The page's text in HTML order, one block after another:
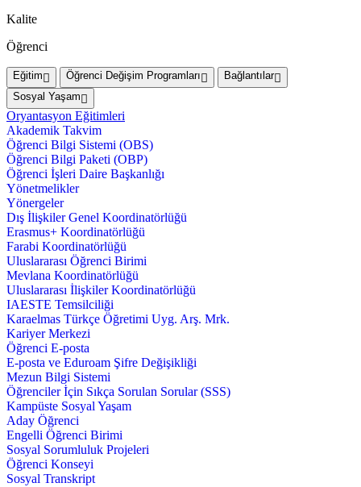
Kalite
Öğrenci
Eğitim Öğrenci Değişim Programları
Bağlantılar
Sosyal Yaşam
Oryantasyon Eğitimleri
Akademik Takvim
Öğrenci Bilgi Sistemi (OBS)
Öğrenci Bilgi Paketi (OBP)
Öğrenci İşleri Daire Başkanlığı
Yönetmelikler
Yönergeler
Dış İlişkiler Genel Koordinatörlüğü
Erasmus+ Koordinatörlüğü
Farabi Koordinatörlüğü
Uluslararası Öğrenci Birimi
Mevlana Koordinatörlüğü
Uluslararası İlişkiler Koordinatörlüğü
IAESTE Temsilciliği
Karaelmas Türkçe Öğretimi Uyg. Arş. Mrk.
Kariyer Merkezi
Öğrenci E-posta
E-posta ve Eduroam Şifre Değişikliği
Mezun Bilgi Sistemi
Öğrenciler İçin Sıkça Sorulan Sorular (SSS)
Kampüste Sosyal Yaşam
Aday Öğrenci
Engelli Öğrenci Birimi
Sosyal Sorumluluk Projeleri
Öğrenci Konseyi
Sosyal Transkript